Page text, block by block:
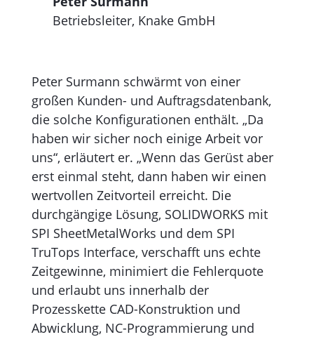
Betriebsleiter, Knake GmbH
Peter Surmann schwärmt von einer
großen Kun­den- und Auftr­ags­daten­bank­,
die solche Konfi­gura­ti­onen enthält. „Da
haben wir sicher noch ei­­nige­ Ar­­beit vor
uns“, erläutert er. „Wenn das Gerüst aber
erst einmal steht, dann haben wir einen
w­e­rt­­vollen Zeitvorteil erreicht. Die
durchgängige Lösung, SOLIDWORKS mit
SPI SheetMetalWorks und dem SPI
TruTops Interface, verschafft uns echte
Zeitgewinne, minimiert die Fehlerquote
und erlaubt uns innerhalb der
Prozesskette CAD-Konstruktion und
Abwicklung, NC-Program­mierung und